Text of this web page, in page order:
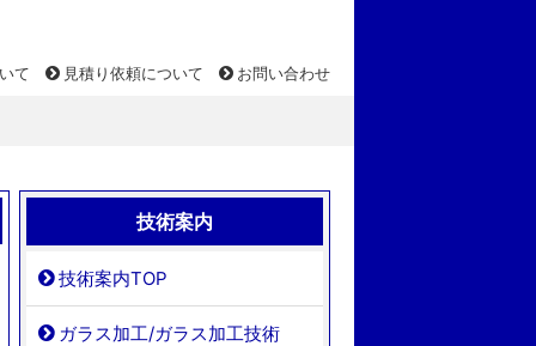
て 見積り依頼について お問い合わせ
技術案内
技術案内TOP
ガラス加工/ガラス加工技術